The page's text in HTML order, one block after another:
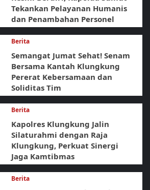
Tekankan Pelayanan Humanis
dan Penambahan Personel
Berita
Semangat Jumat Sehat! Senam
Bersama Kantah Klungkung
Pererat Kebersamaan dan
Soliditas Tim
Berita
Kapolres Klungkung Jalin
Silaturahmi dengan Raja
Klungkung, Perkuat Sinergi
Jaga Kamtibmas
Berita